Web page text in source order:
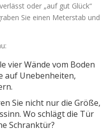
oder „auf gut Glück“
Sie einen Meterstab und
vier Wände vom Boden
auf Unebenheiten,
Sie nicht nur die Größe,
Wo schlägt die Tür
Schranktür?